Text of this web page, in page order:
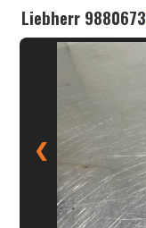
Liebherr 9880673
❮